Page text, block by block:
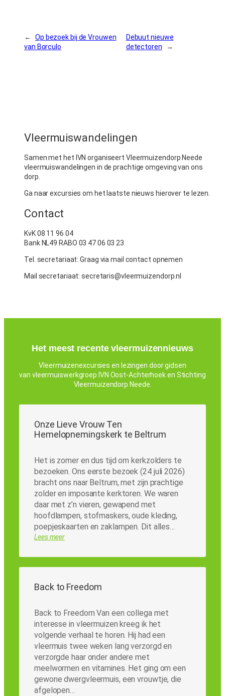
←
Op bezoek bij de Vrouwen
van Borculo
Debuut nieuwe
detectoren
→
Vleermuiswandelingen
Samen met het IVN organiseert Vleermuizendorp Neede
vleermuiswandelingen in de prachtige omgeving van ons
dorp.
Ga naar excursies om het laatste nieuws hierover te lezen.
Contact
KvK 08 11 96 04
Bank NL49 RABO 03 47 06 03 23
Tel. secretariaat: Graag via mail contact opnemen
Mail secretariaat: secretaris@vleermuizendorp.nl
Het meest recente vleermuizennieuws
Vleermuizenexcursies en lezingen door gidsen
van vleermuiswerkgroep IVN Oost-Achterhoek en Stichting
Vleermuizendorp Neede.
Onze Lieve Vrouw Ten
Hemelopnemingskerk te Beltrum
Het is zomer en dus tijd om kerkzolders te
bezoeken. Ons eerste bezoek (24 juli 2026)
bracht ons naar Beltrum, met zijn prachtige
zolder en imposante kerktoren. We waren
daar met z’n vieren, gewapend met
hoofdlampen, stofmaskers, oude kleding,
poepjeskaarten en zaklampen. Dit alles…
Lees meer
Back to Freedom
Back to Freedom Van een collega met
interesse in vleermuizen kreeg ik het
volgende verhaal te horen. Hij had een
vleermuis twee weken lang verzorgd en
verzorgde haar onder andere met
meelwormen en vitamines. Het ging om een
gewone dwergvleermuis, een vrouwtje, die
afgelopen…